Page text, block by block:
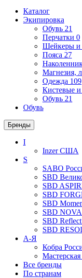
Каталог
Экипировка
Обувь 21
Перчатки 0
Шейкеры и
Пояса 27
Магнезия,
Одежда 109
Кистевые
Обувь 21
Обувь
Бренды
I
InzerСША
S
SABO
SBD
SBD
SBD
SBD
SBD NOVA
SBD Reflect
SBD
А-Я
Кобра
Мастерская
Все бренды
По странам